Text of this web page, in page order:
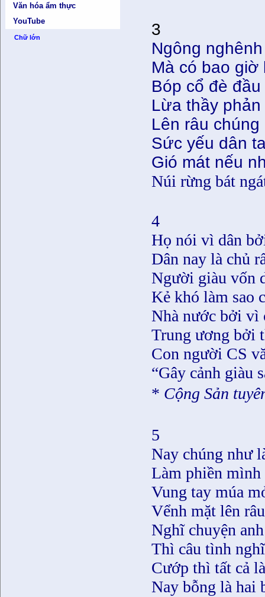
Văn hóa ẩm thực
YouTube
Chữ lớn
3
Ngông
Mà có bao
Bóp cổ đè
Lừa thầy
Lên râu
Sức yếu dân
Gió mát nếu
Núi rừng bát
4
Họ nói vì dân
Dân nay là chủ
Người giàu vốn
Kẻ khó làm sao
Nhà nước bởi vì
Trung ương bởi
Con người CS
“Gây cảnh giàu
* Cộng Sản
5
Nay chúng như
Làm phiền mình
Vung tay múa
Vểnh mặt lên
Nghĩ chuyện
Thì câu tình
Cướp thì tất cả
Nay bỗng là hai